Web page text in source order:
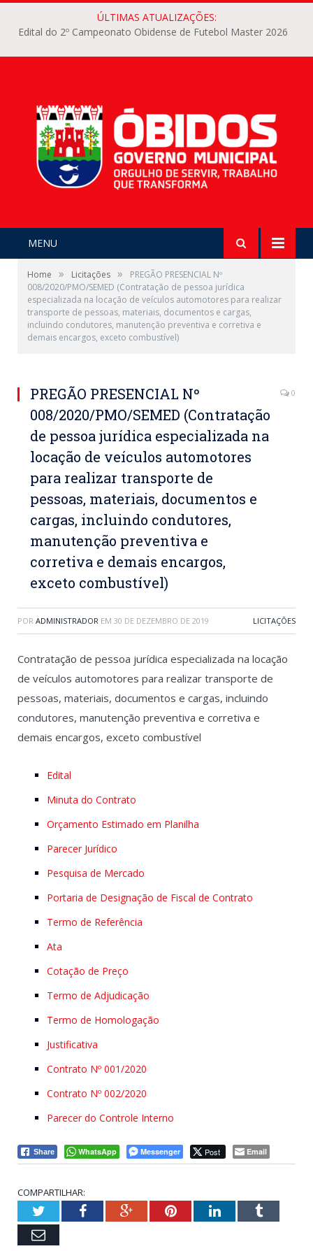
ÚLTIMAS ATUALIZAÇÕES:
Edital do 2º Campeonato Obidense de Futebol Master 2026
MENU
Home » Licitações »
PREGÃO PRESENCIAL Nº
008/2020/PMO/SEMED (Contratação de pessoa jurídica
especializada na locação de veículos automotores para realizar
transporte de pessoas, materiais, documentos e cargas,
incluindo condutores, manutenção preventiva e corretiva e
demais encargos, exceto combustível)
PREGÃO PRESENCIAL Nº
008/2020/PMO/SEMED (Contratação
de pessoa jurídica especializada na
locação de veículos automotores
para realizar transporte de
pessoas, materiais, documentos e
cargas, incluindo condutores,
manutenção preventiva e
corretiva e demais encargos,
exceto combustível)
0
POR ADMINISTRADOR EM 30 DE DEZEMBRO DE 2019 LICITAÇÕES
Contratação de pessoa jurídica especializada na locação
de veículos automotores para realizar transporte de
pessoas, materiais, documentos e cargas, incluindo
condutores, manutenção preventiva e corretiva e
demais encargos, exceto combustível
Edital
Minuta do Contrato
Orçamento Estimado em Planilha
Parecer Jurídico
Pesquisa de Mercado
Portaria de Designação de Fiscal de Contrato
Termo de Referência
Ata
Cotação de Preço
Termo de Adjudicação
Termo de Homologação
Justificativa
Contrato Nº 001/2020
Contrato Nº 002/2020
Parecer do Controle Interno
Share WhatsApp Messenger Post Email
COMPARTILHAR:
TwitterFacebookGoogle+PinterestLinkedInTumblr
Email